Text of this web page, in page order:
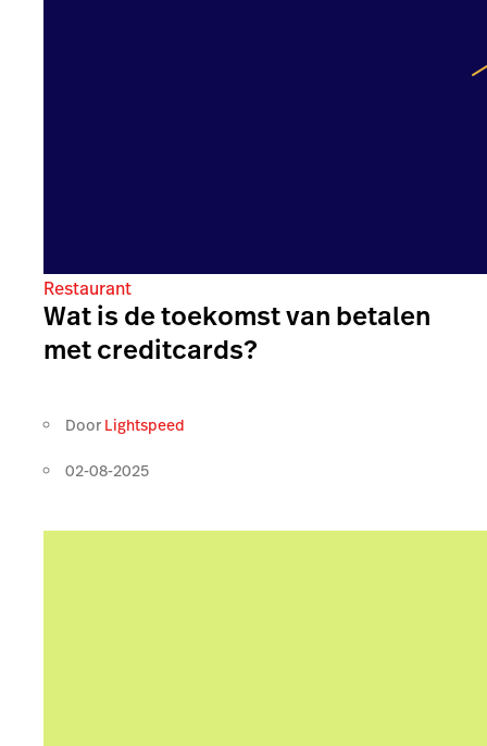
Restaurant
Wat is de toekomst van betalen
met creditcards?
Door Lightspeed
02-08-2025